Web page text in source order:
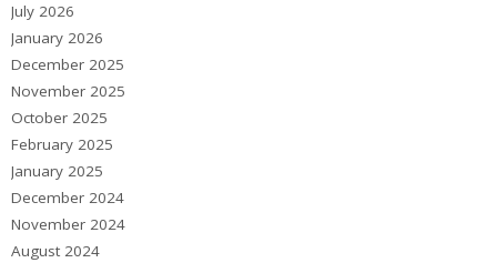
July 2026
January 2026
December 2025
November 2025
October 2025
February 2025
January 2025
December 2024
November 2024
August 2024